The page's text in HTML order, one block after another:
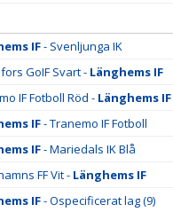
IF- Svenljunga IK
GoIF Svart - Länghems IF
IF Fotboll Röd - Länghems IF
IF- Tranemo IF Fotboll
IF- Mariedals IK Blå
FF Vit - Länghems IF
IF- Ospecificerat lag (9)